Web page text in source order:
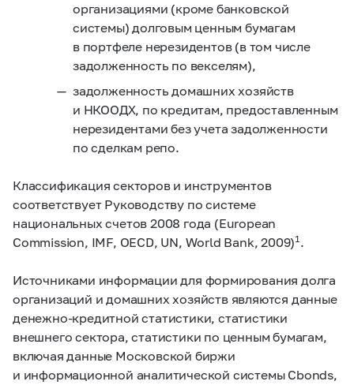
организациями (кроме банковской
системы) долговым ценным бумагам
в портфеле нерезидентов (в том числе
задолженность по векселям),
задолженность домашних хозяйств
и НКООДХ, по кредитам, предоставленным
нерезидентами без учета задолженности
по сделкам репо.
Классификация секторов и инструментов
соответствует Руководству по системе
национальных счетов 2008 года (European
Commission, IMF, OECD, UN, World Bank, 2009)1.
Источниками информации для формирования долга
организаций и домашних хозяйств являются данные
денежно-кредитной статистики, статистики
внешнего сектора, статистики по ценным бумагам,
включая данные Московской биржи
и информационной аналитической системы Cbonds,